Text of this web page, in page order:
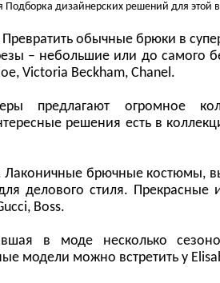
Подборка дизайнерских решений для этой
Превратить обычные брюки в
– небольшие или до самого
Victoriа Beckhаm, Chаnel.
предлагают огромное
решения есть в
Лаконичные брючные костюмы,
делового стиля. Прекрасные
Boss.
в моде несколько
модели можно встретить у